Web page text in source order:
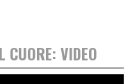
CUORE: VIDEO